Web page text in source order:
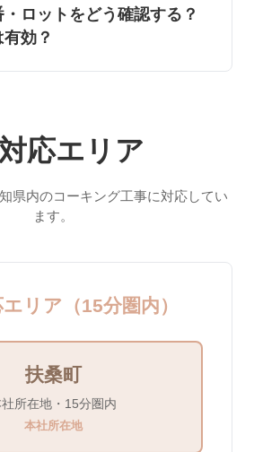
ロットをどう確認する？
効？
応エリア
県内のコーキング工事に対応してい
ます。
リア（15分圏内）
扶桑町
所在地・15分圏内
本社所在地